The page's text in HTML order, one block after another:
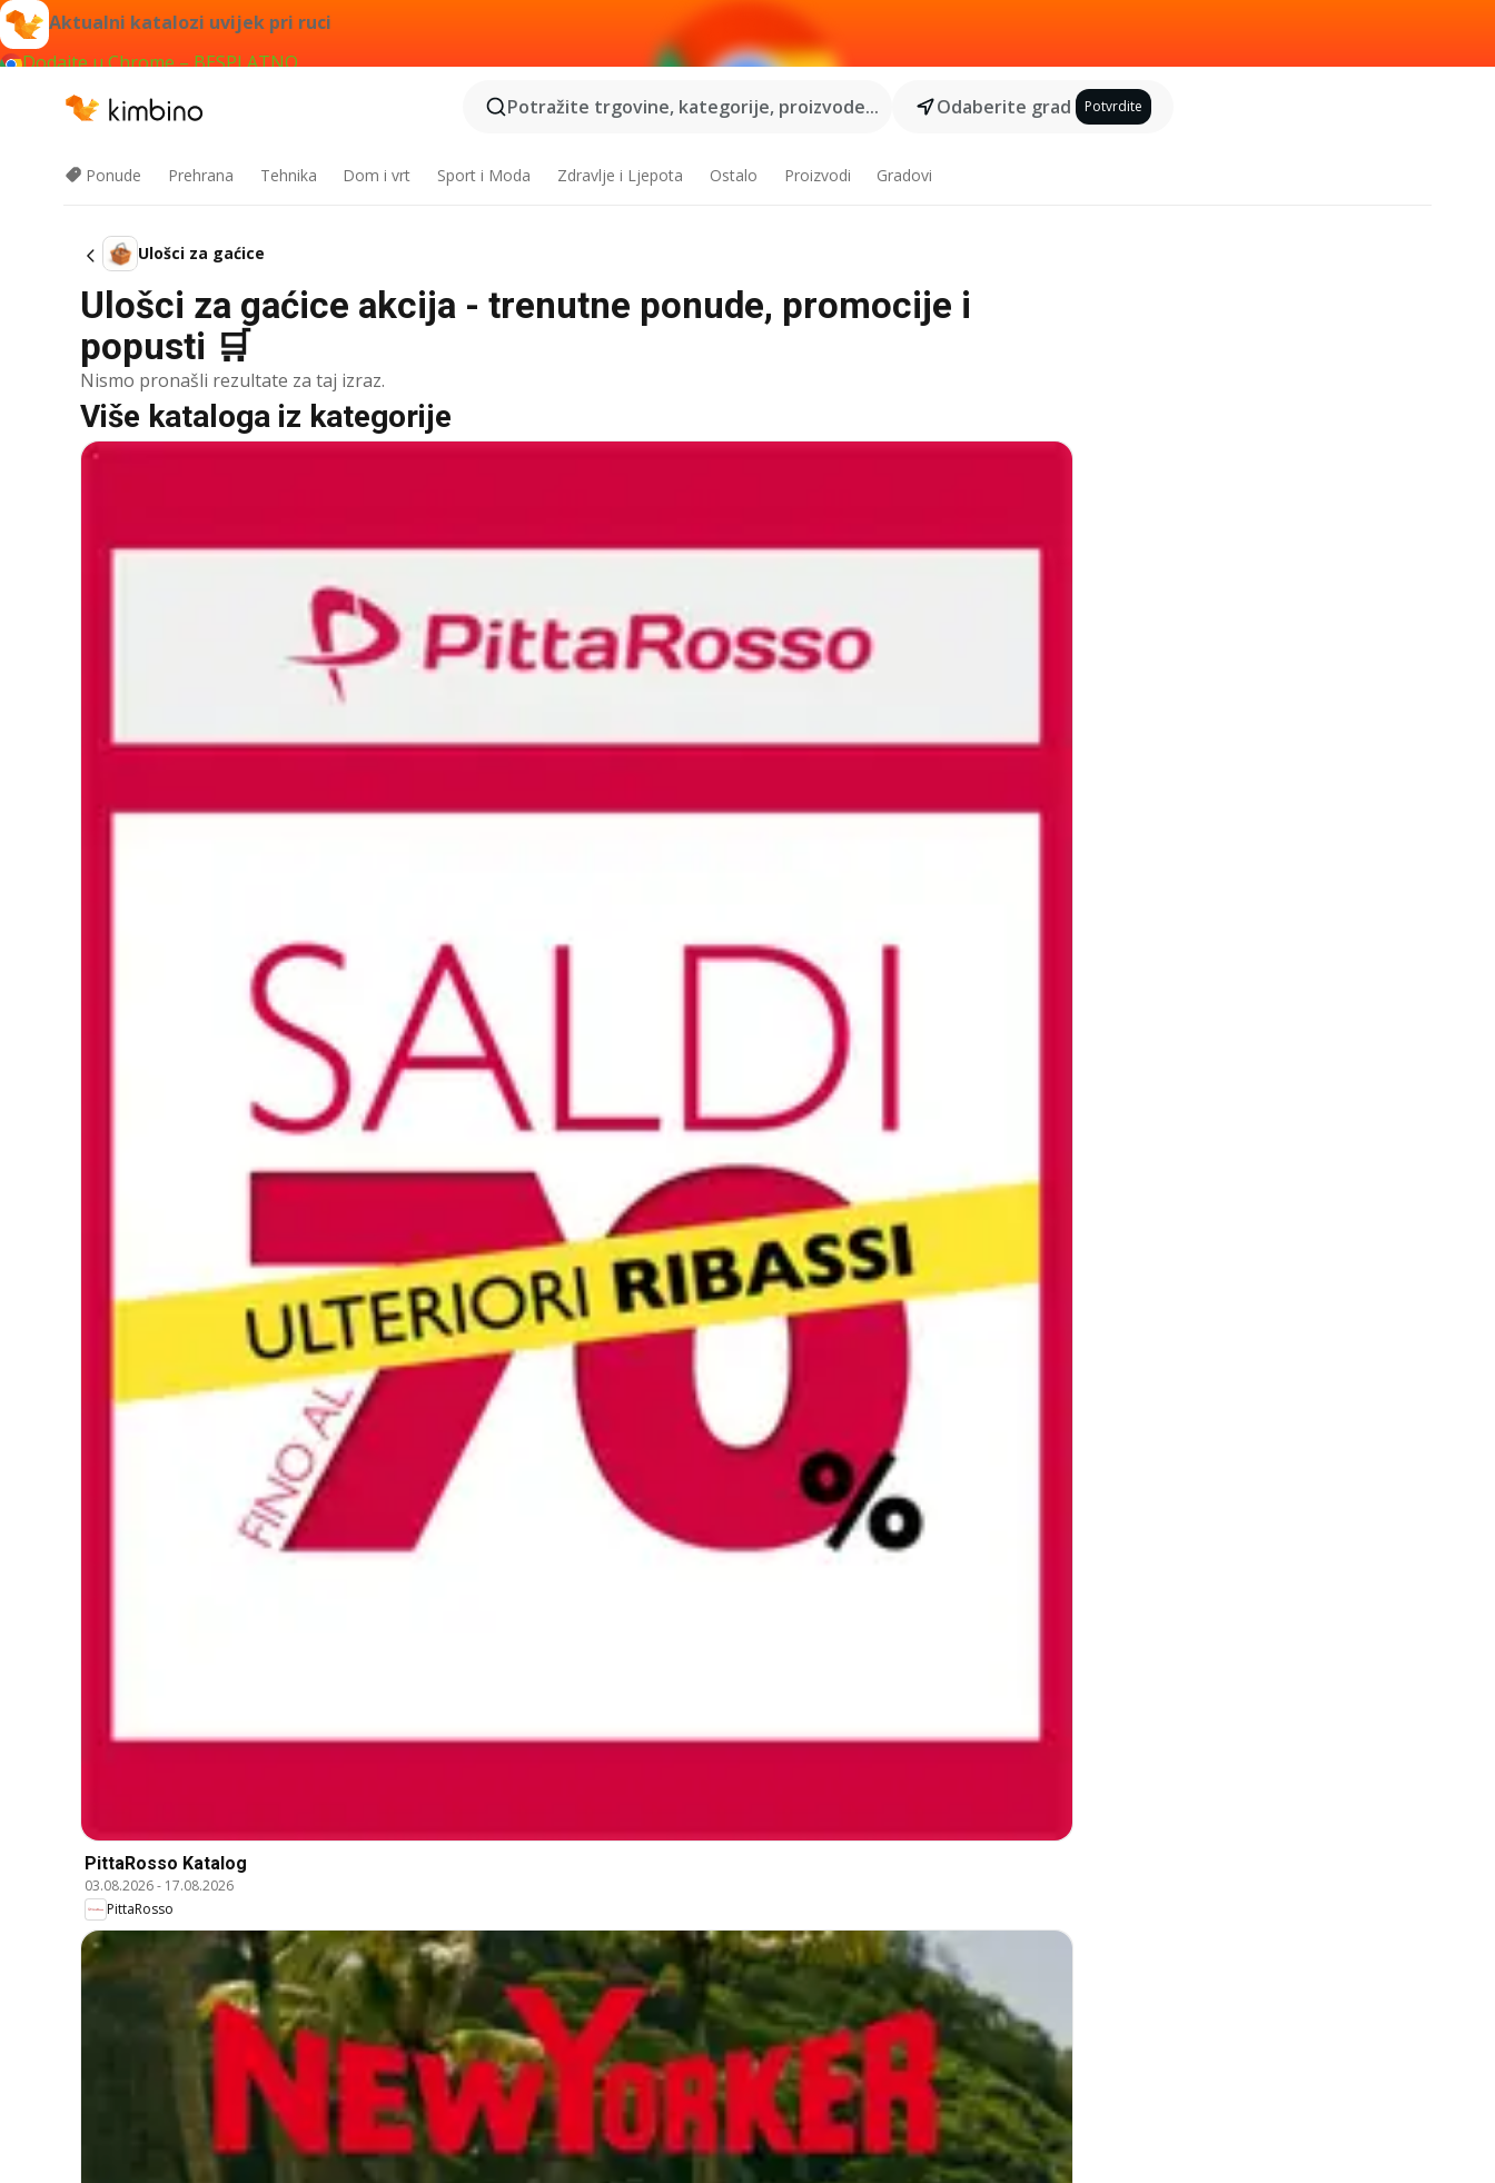
Aktualni katalozi uvijek pri ruci
Dodajte u Chrome – BESPLATNO
Potražite trgovine, kategorije, proizvode...
Odaberite grad Potvrdite
Ponude Prehrana Tehnika Dom i vrt Sport i Moda Zdravlje i Ljepota Ostalo Proizvodi Gradovi
Ulošci za gaćice
Ulošci za gaćice akcija - trenutne ponude, promocije i
popusti 🛒
Nismo pronašli rezultate za taj izraz.
Više kataloga iz kategorije
PittaRosso Katalog
03.08.2026- 17.08.2026
PittaRosso